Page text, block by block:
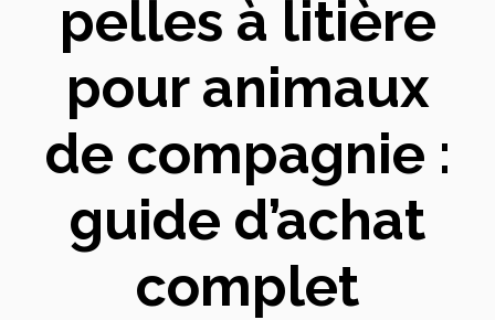
pelles à litière
pour animaux
de compagnie :
guide d’achat
complet